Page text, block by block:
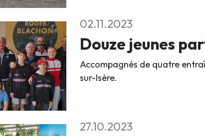
02.11.2023
Douze jeunes
Accompagnés de quatre
sur-Isère.
27.10.2023